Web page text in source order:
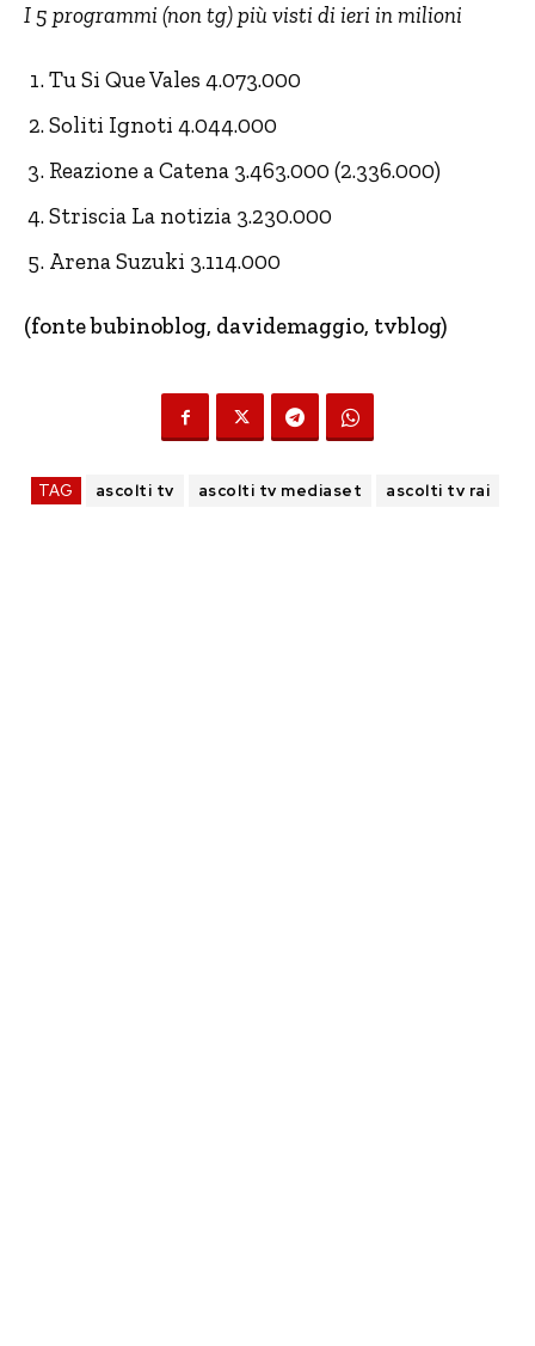
I 5 programmi (non tg) più visti di ieri in milioni
Tu Si Que Vales 4.073.000
Soliti Ignoti 4.044.000
Reazione a Catena 3.463.000 (2.336.000)
Striscia La notizia 3.230.000
Arena Suzuki 3.114.000
(fonte bubinoblog, davidemaggio, tvblog)
TAG ascolti tv ascolti tv mediaset ascolti tv rai